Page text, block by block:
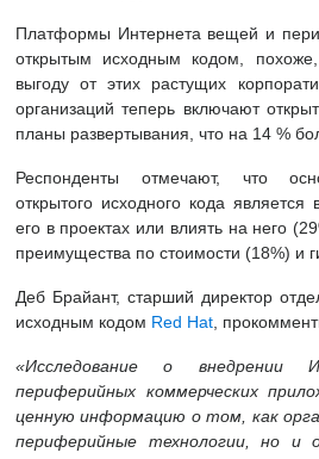
Платформы Интернета вещей и
открытым исходным кодом,
выгоду от этих растущих
организаций теперь включают
планы развертывания, что на 14 %
Респонденты отмечают, что
открытого исходного кода является
его в проектах или влиять на него
преимущества по стоимости (18%) и
Деб Брайант, старший директор
исходным кодом Red Hat ,
«Исследованиео внедрении
периферийных коммерческих
ценную информацию о том, как
периферийные технологии, но и